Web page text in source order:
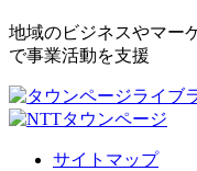
地域のビジネスやマー
で事業活動を支援
サイトマップ